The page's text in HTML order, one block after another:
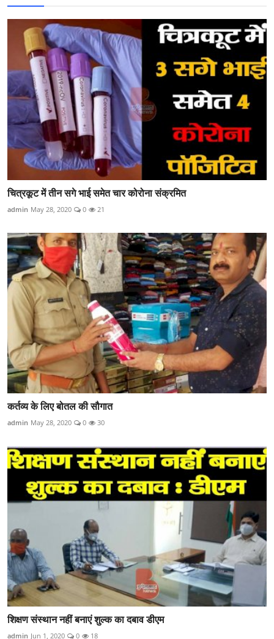
चित्रकूट में तीन सगे भाई समेत चार कोरोना संक्रमित
admin May 28, 2020 0 21
कर्तव्य के लिए बोतल की सौगात
admin May 28, 2020 0 30
शिक्षण संस्थान नहीं बनाएं शुल्क का दबाव डीएम
admin Jun 1, 2020 0 18